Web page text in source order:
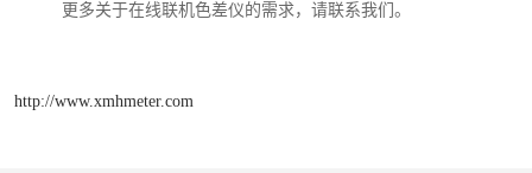
更多关于在线联机色差仪的需求，请联系我们。
http://www.xmhmeter.com